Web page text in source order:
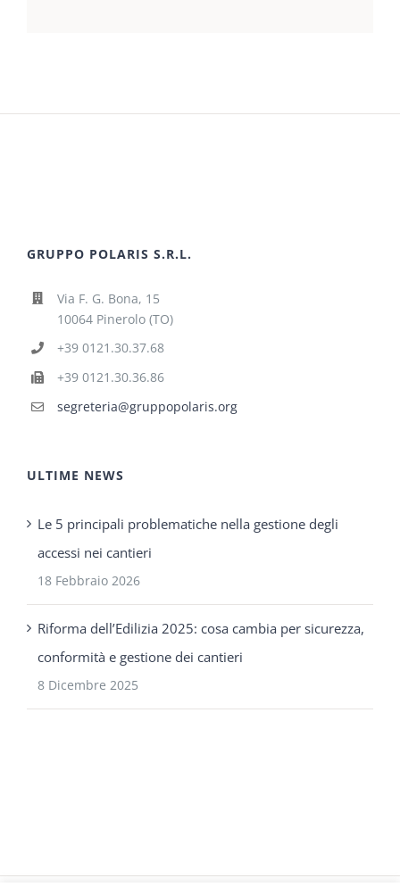
GRUPPO POLARIS S.R.L.
Via F. G. Bona, 15
10064 Pinerolo (TO)
+39 0121.30.37.68
+39 0121.30.36.86
segreteria@gruppopolaris.org
ULTIME NEWS
Le 5 principali problematiche nella gestione degli
accessi nei cantieri
18 Febbraio 2026
Riforma dell’Edilizia 2025: cosa cambia per sicurezza,
conformità e gestione dei cantieri
8 Dicembre 2025